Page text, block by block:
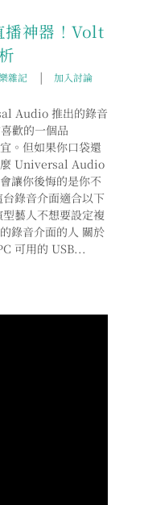
神器！Volt
雜記 | 加入討論
Audio 推出的錄音
歡的一個品
。但如果你口袋還
麼 Universal Audio
讓你後悔的是你不
錄音介面適合以下
藝人不想要設定複
錄音介面的人 關於
可用的 USB...